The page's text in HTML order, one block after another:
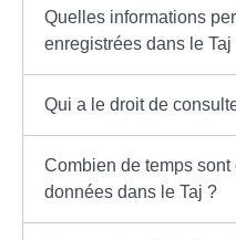
Quelles informations
enregistrées dans le Taj
Qui a le droit de
Combien de temps
données dans le Taj ?